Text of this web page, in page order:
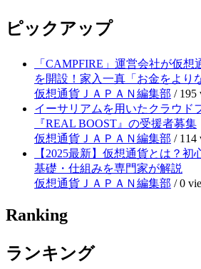
ピックアップ
「CAMPFIRE」運営会社が仮想
を開設！家入一真「お金をより
仮想通貨ＪＡＰＡＮ編集部 / 195
イーサリアムを用いたクラウド
『REAL BOOST』の受援者募集
仮想通貨ＪＡＰＡＮ編集部 / 114
【2025最新】仮想通貨とは？初
基礎・仕組みを専門家が解説
仮想通貨ＪＡＰＡＮ編集部 /0
Ranking
ランキング